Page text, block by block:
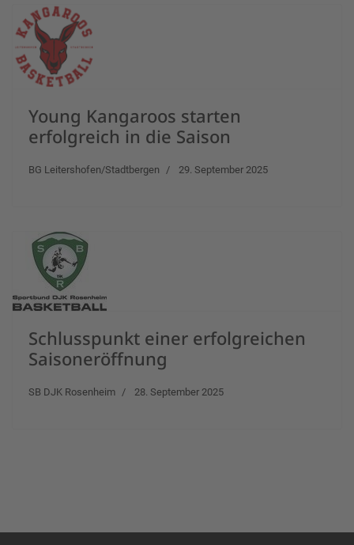
Young Kangaroos starten
erfolgreich in die Saison
BG Leitershofen/Stadtbergen 29. September 2025
Schlusspunkt einer erfolgreichen
Saisoneröffnung
SB DJK Rosenheim 28. September 2025